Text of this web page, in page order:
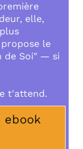
elle,
le
de Soi" — si
t'attend.
ebook